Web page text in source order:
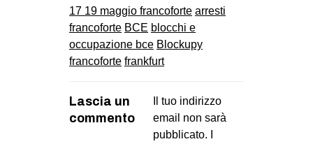
17 19 maggio francoforte arresti
francoforte BCE blocchi e
occupazione bce Blockupy
francoforte frankfurt
Lascia un
commento
Il tuo indirizzo
email non sarà
pubblicato.